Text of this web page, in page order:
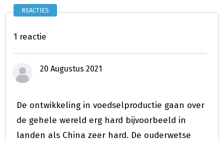
REACTIES
1 reactie
20 Augustus 2021
De ontwikkeling in voedselproductie gaan over
de gehele wereld erg hard bijvoorbeeld in
landen als China zeer hard. De ouderwetse